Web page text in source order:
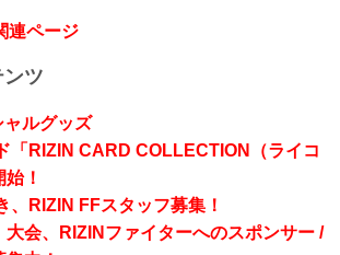
連ページ
ツ
ルグッズ
「RIZIN CARD COLLECTION（ライコ
！
RIZIN FFスタッフ募集！
会、RIZINファイターへのスポンサー /